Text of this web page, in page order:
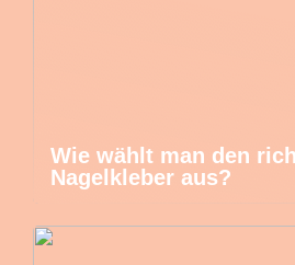
Wie wählt man den
Nagelkleber aus?